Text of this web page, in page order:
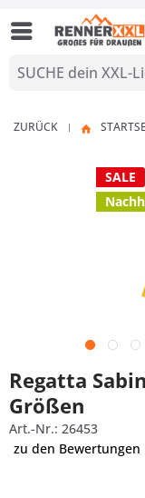
ZURÜCK |
SALE
Regatta
Größen
Art.-Nr.: 26453
zu den Bewertungen